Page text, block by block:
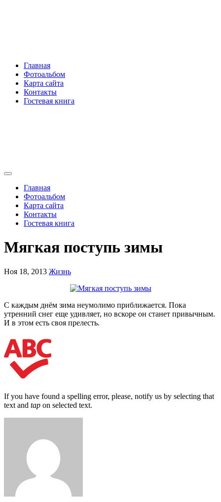
Главная
Фотоальбом
Карта сайта
Контакты
Гостевая книга
Главная
Фотоальбом
Карта сайта
Контакты
Гостевая книга
Мягкая поступь зимы
Ноя 18, 2013 Жизнь
С каждым днём зима неумолимо приближается. Пока
утренний снег еще удивляет, но вскоре он станет привычным.
И в этом есть своя прелесть.
If you have found a spelling error, please, notify us by selecting that
text and tap on selected text.